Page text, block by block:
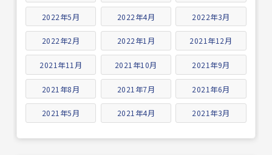
2022年5月 2022年4月 2022年3月
2022年2月 2022年1月 2021年12月
2021年11月 2021年10月 2021年9月
2021年8月 2021年7月 2021年6月
2021年5月 2021年4月 2021年3月